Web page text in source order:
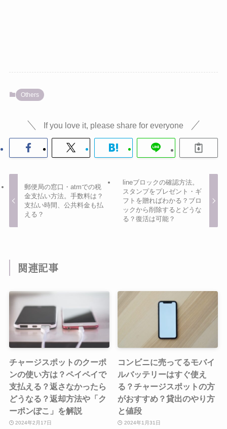
Others
If you love it, please share for everyone
郵便局の窓口・atmでの税
金支払い方法。手数料は？
支払い時間、公共料金も払
える？
lineブロックの確認方法。
スタンプをプレゼント・ギ
フトを贈ればわかる？ブロ
ックから削除するとどうな
る？復活は可能？
関連記事
チャージスポットのクーポ
ンの使い方は？ペイペイで
支払える？返さなかったら
どうなる？返却方法や「ク
ーポンぽこ」を解説
2024年2月17日
コンビニに売ってるモバイ
ルバッテリーはすぐ使え
る？チャージスポットの方
がおすすめ？貸出のやり方
と値段
2024年1月31日